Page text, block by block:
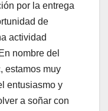
por la entrega
de
actividad
nombre del
estamos muy
entusiasmo y
a soñar con